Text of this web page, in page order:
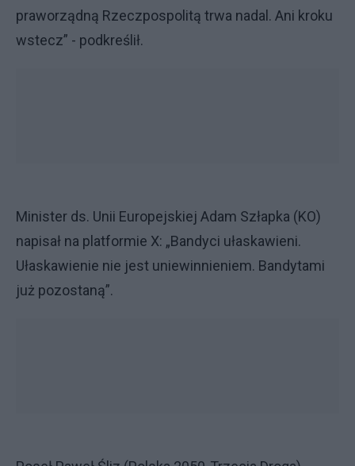
praworządną Rzeczpospolitą trwa nadal. Ani kroku
wstecz” - podkreślił.
Minister ds. Unii Europejskiej Adam Szłapka (KO)
napisał na platformie X: „Bandyci ułaskawieni.
Ułaskawienie nie jest uniewinnieniem. Bandytami
już pozostaną”.